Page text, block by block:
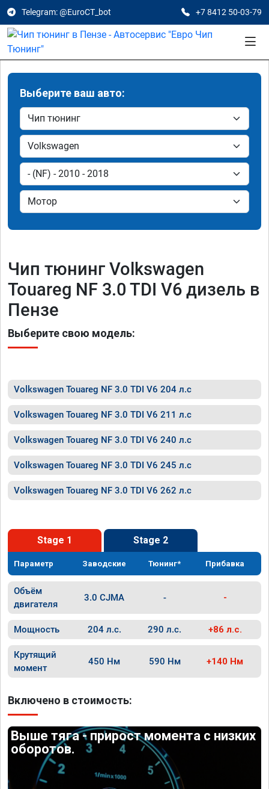
Telegram: @EuroCT_bot +7 8412 50-03-79
Выберите ваш авто:
Чип тюнинг Volkswagen
Touareg NF 3.0 TDI V6 дизель в
Пензе
Выберите свою модель:
Volkswagen Touareg NF 3.0 TDI V6 204 л.с
Volkswagen Touareg NF 3.0 TDI V6 211 л.с
Volkswagen Touareg NF 3.0 TDI V6 240 л.с
Volkswagen Touareg NF 3.0 TDI V6 245 л.с
Volkswagen Touareg NF 3.0 TDI V6 262 л.с
Stage 1 Stage 2
Параметр Заводские Тюнинг* Прибавка
Объём
двигателя
3.0 CJMA - -
Мощность 204 л.с. 290 л.с. +86 л.с.
Крутящий
момент
450 Нм 590 Нм +140 Нм
Включено в стоимость:
Выше тяга - прирост момента с низких
оборотов.